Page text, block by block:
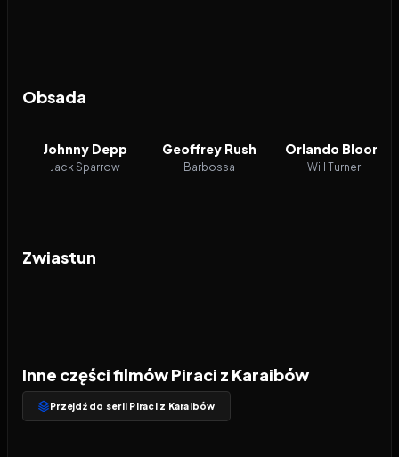
Obsada
Johnny Depp
Jack Sparrow
Geoffrey Rush
Barbossa
Orlando Bloom
Will Turner
Zwiastun
Inne części filmów Piraci z Karaibów
Przejdź do serii Piraci z Karaibów